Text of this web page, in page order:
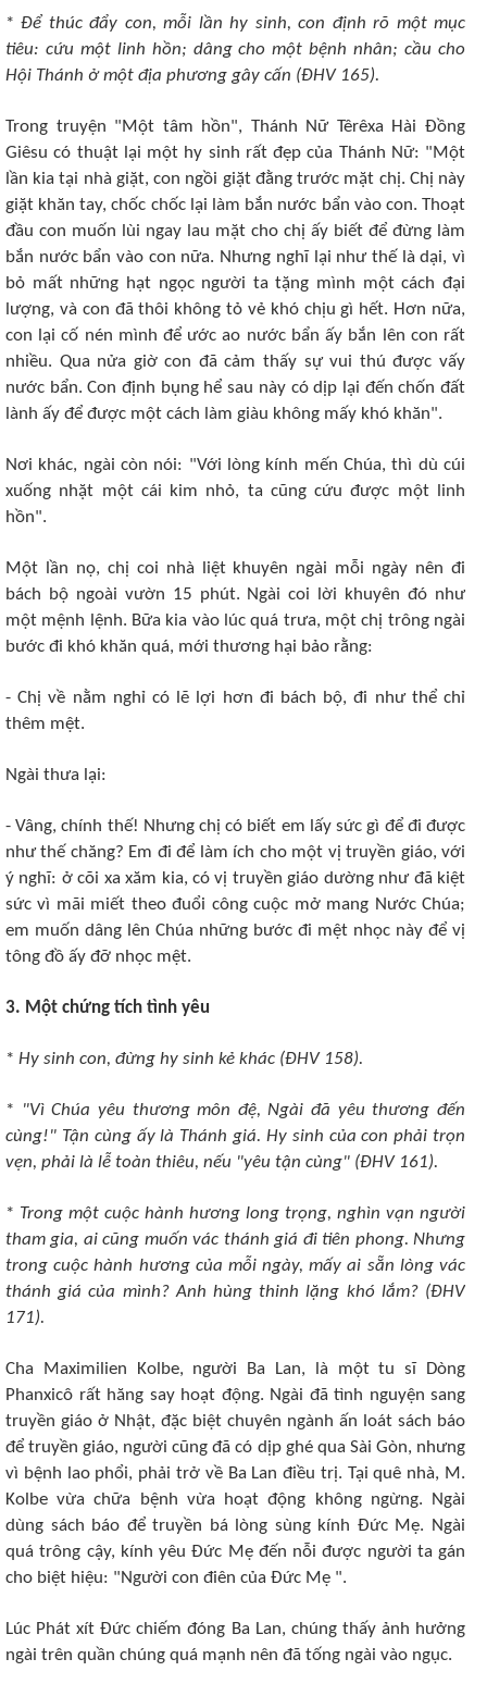
*Ðể thúc đẩy con, mỗi lần hy sinh, con định rõ một mục
tiêu: cứu một linh hồn; dâng cho một bệnh nhân; cầu cho
Hội Thánh ở một địa phương gây cấn (ÐHV 165).
Trong truyện "Một tâm hồn", Thánh Nữ Têrêxa Hài Ðồng
Giêsu có thuật lại một hy sinh rất đẹp của Thánh Nữ: "Một
lần kia tại nhà giặt, con ngồi giặt đằng trước mặt chị. Chị này
giặt khăn tay, chốc chốc lại làm bắn nước bẩn vào con. Thoạt
đầu con muốn lùi ngay lau mặt cho chị ấy biết để đừng làm
bắn nước bẩn vào con nữa. Nhưng nghĩ lại như thế là dại, vì
bỏ mất những hạt ngọc người ta tặng mình một cách đại
lượng, và con đã thôi không tỏ vẻ khó chịu gì hết. Hơn nữa,
con lại cố nén mình để ước ao nước bẩn ấy bắn lên con rất
nhiều. Qua nửa giờ con đã cảm thấy sự vui thú được vấy
nước bẩn. Con định bụng hể sau này có dịp lại đến chốn đất
lành ấy để được một cách làm giàu không mấy khó khăn".
Nơi khác, ngài còn nói: "Với lòng kính mến Chúa, thì dù cúi
xuống nhặt một cái kim nhỏ, ta cũng cứu được một linh
hồn".
Một lần nọ, chị coi nhà liệt khuyên ngài mỗi ngày nên đi
bách bộ ngoài vườn 15 phút. Ngài coi lời khuyên đó như
một mệnh lệnh. Bữa kia vào lúc quá trưa, một chị trông ngài
bước đi khó khăn quá, mới thương hại bảo rằng:
- Chị về nằm nghỉ có lẽ lợi hơn đi bách bộ, đi như thể chỉ
thêm mệt.
Ngài thưa lại:
- Vâng, chính thế! Nhưng chị có biết em lấy sức gì để đi được
như thế chăng? Em đi để làm ích cho một vị truyền giáo, với
ý nghĩ: ở cõi xa xăm kia, có vị truyền giáo dường như đã kiệt
sức vì mãi miết theo đuổi công cuộc mở mang Nước Chúa;
em muốn dâng lên Chúa những bước đi mệt nhọc này để vị
tông đồ ấy đỡ nhọc mệt.
3. Một chứng tích tình yêu
* Hy sinh con, đừng hy sinh kẻ khác (ÐHV 158).
* "Vì Chúa yêu thương môn đệ, Ngài đã yêu thương đến
cùng!" Tận cùng ấy là Thánh giá. Hy sinh của con phải trọn
vẹn, phải là lễ toàn thiêu, nếu "yêu tận cùng" (ÐHV 161).
* Trong một cuộc hành hương long trọng, nghìn vạn người
tham gia, ai cũng muốn vác thánh giá đi tiên phong. Nhưng
trong cuộc hành hương của mỗi ngày, mấy ai sẵn lòng vác
thánh giá của mình? Anh hùng thinh lặng khó lắm? (ÐHV
171).
Cha Maximilien Kolbe, người Ba Lan, là một tu sĩ Dòng
Phanxicô rất hăng say hoạt động. Ngài đã tình nguyện sang
truyền giáo ở Nhật, đặc biệt chuyên ngành ấn loát sách báo
để truyền giáo, người cũng đã có dịp ghé qua Sài Gòn, nhưng
vì bệnh lao phổi, phải trở về Ba Lan điều trị. Tại quê nhà, M.
Kolbe vừa chữa bệnh vừa hoạt động không ngừng. Ngài
dùng sách báo để truyền bá lòng sùng kính Ðức Mẹ. Ngài
quá trông cậy, kính yêu Ðức Mẹ đến nỗi được người ta gán
cho biệt hiệu: "Người con điên của Ðức Mẹ ".
Lúc Phát xít Ðức chiếm đóng Ba Lan, chúng thấy ảnh hưởng
ngài trên quần chúng quá mạnh nên đã tống ngài vào ngục.